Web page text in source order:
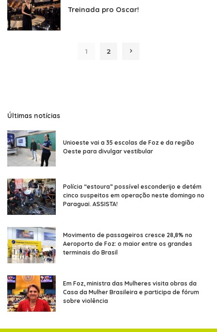
Treinada pro Oscar!
1 2
Últimas notícias
Unioeste vai a 35 escolas de Foz e da região
Oeste para divulgar vestibular
Polícia “estoura” possível esconderijo e detém
cinco suspeitos em operação neste domingo no
Paraguai. ASSISTA!
Movimento de passageiros cresce 28,8% no
Aeroporto de Foz: o maior entre os grandes
terminais do Brasil
Em Foz, ministra das Mulheres visita obras da
Casa da Mulher Brasileira e participa de fórum
sobre violência